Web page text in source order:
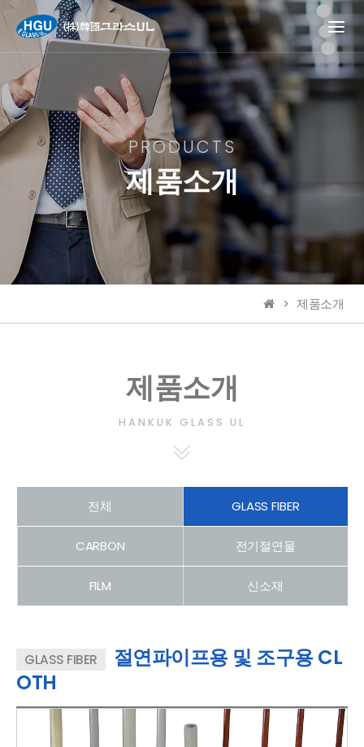
PRODUCTS
제품소개
PRODUCTS
제품소개
제품소개
제품소개
HANKUK GLASS UL
전체 GLASS FIBER
CARBON 전기절연물
FILM 신소재
GLASS FIBER
절연파이프용 및 조구용 CL
OTH